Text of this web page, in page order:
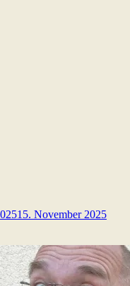
15. November 2025